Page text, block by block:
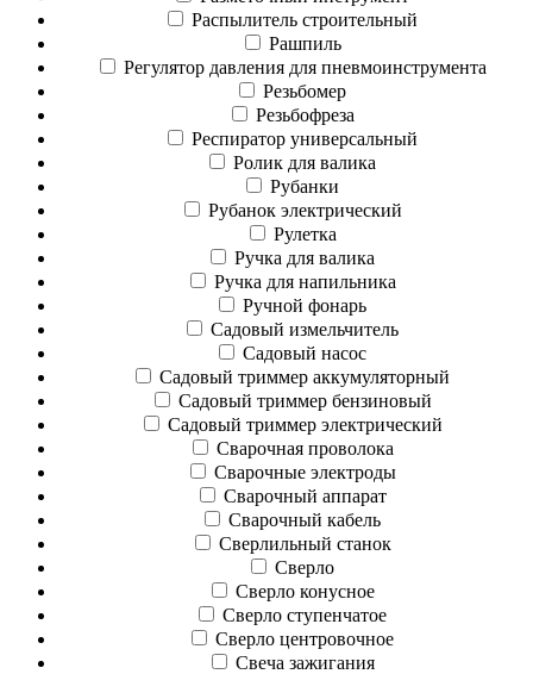
Распылитель строительный
Рашпиль
Регулятор давления для пневмоинструмента
Резьбомер
Резьбофреза
Респиратор универсальный
Ролик для валика
Рубанки
Рубанок электрический
Рулетка
Ручка для валика
Ручка для напильника
Ручной фонарь
Садовый измельчитель
Садовый насос
Садовый триммер аккумуляторный
Садовый триммер бензиновый
Садовый триммер электрический
Сварочная проволока
Сварочные электроды
Сварочный аппарат
Сварочный кабель
Сверлильный станок
Сверло
Сверло конусное
Сверло ступенчатое
Сверло центровочное
Свеча зажигания